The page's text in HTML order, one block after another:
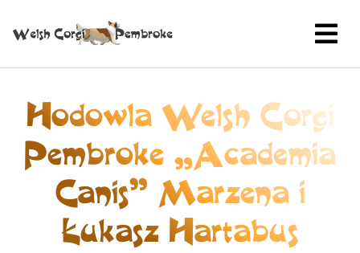
Hodowla Welsh Corgi
Pembroke „Academia
Canis” Marzena i
Łukasz Hartabus